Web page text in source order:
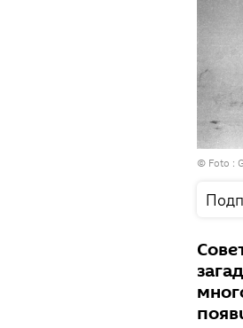
© Foto :